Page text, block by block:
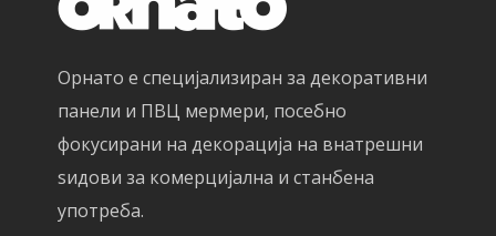
Орнато е специјализиран за декоративни
панели и ПВЦ мермери, посебно
фокусирани на декорација на внатрешни
ѕидови за комерцијална и станбена
употреба.